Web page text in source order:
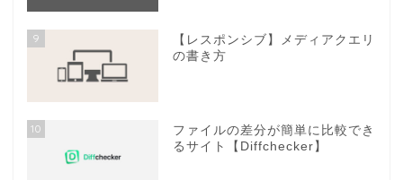
9
【レスポンシブ】メディアクエリ
の書き方
10
ファイルの差分が簡単に比較でき
るサイト【Diffchecker】